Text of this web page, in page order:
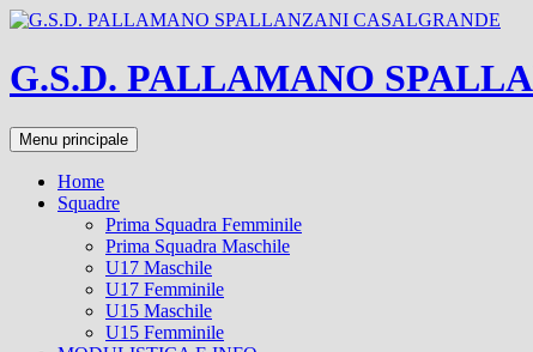
Vai
contenuto
G.S.D. PALLAMANO
Cerca
Menu principale
Home
Squadre
Prima Squadra Femminile
Prima Squadra Maschile
U17 Maschile
U17 Femminile
U15 Maschile
U15 Femminile